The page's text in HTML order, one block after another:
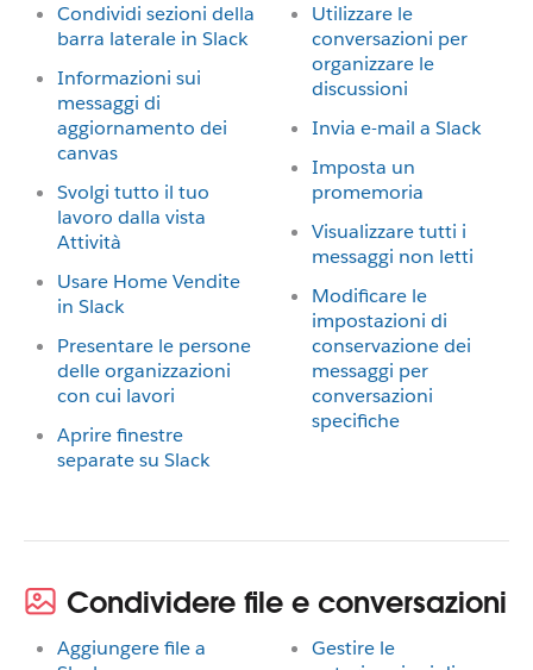
Condividi sezioni della
barra laterale in Slack
Informazioni sui
messaggi di
aggiornamento dei
canvas
Svolgi tutto il tuo
lavoro dalla vista
Attività
Usare Home Vendite
in Slack
Presentare le persone
delle organizzazioni
con cui lavori
Aprire finestre
separate su Slack
Utilizzare le
conversazioni per
organizzare le
discussioni
Invia e-mail a Slack
Imposta un
promemoria
Visualizzare tutti i
messaggi non letti
Modificare le
impostazioni di
conservazione dei
messaggi per
conversazioni
specifiche
Condividere file e conversazioni
Aggiungere file a
Gestire le